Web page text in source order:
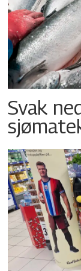
Svak